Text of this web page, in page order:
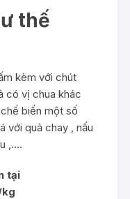
thế
kèm với chút
có vị chua khác
biến một số
với quả chay , nấu
,….
tại